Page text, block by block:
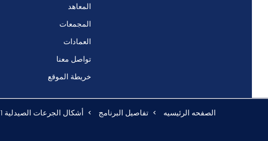
المعاهد
المجمعات
العمادات
تواصل معنا
خريطة الموقع
الصفحه الرئيسيه تفاصيل البرنامج أشكال الجرعات الصيدلية 1